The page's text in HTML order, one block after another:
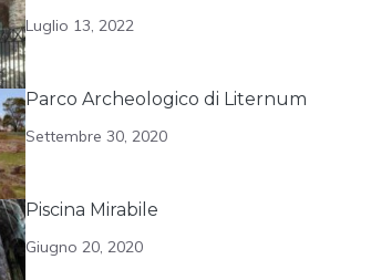
Luglio 13, 2022
Parco Archeologico di Liternum
Settembre 30, 2020
Piscina Mirabile
Giugno 20, 2020